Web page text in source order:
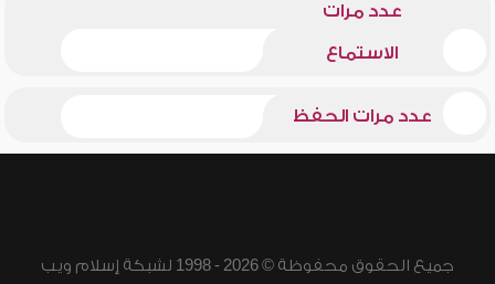
عدد مرات
الاستماع
عدد مرات الحفظ
جميع الحقوق محفوظة © 2026 - 1998 لشبكة إسلام ويب